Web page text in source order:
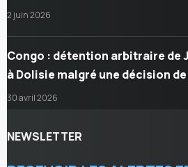
2 juin 2026
Congo : détention arbitraire de
à Dolisie malgré une décision
30 avril 2026
NEWSLETTER